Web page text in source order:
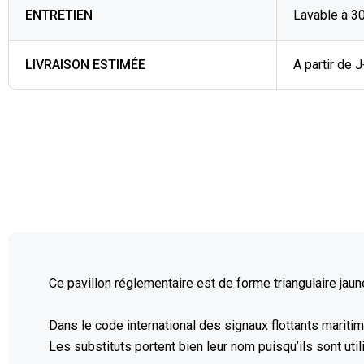
ENTRETIEN Lavable à
LIVRAISON ESTIMÉE A partir de
Ce pavillon réglementaire est de forme triangulaire
Dans le code international des signaux flottants
Les substituts portent bien leur nom puisqu’ils sont